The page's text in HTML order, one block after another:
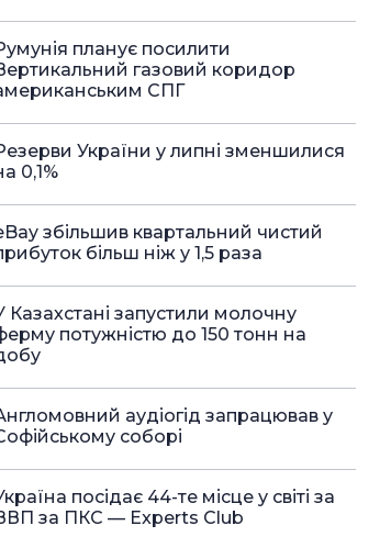
планує посилити
газовий коридор
СПГ
України у липні зменшилися
0,1%
збільшив квартальний чистий
більш ніж у 1,5 раза
Казахстані запустили молочну
потужністю до 150 тонн на
аудіогід запрацював у
соборі
посідає 44-те місце у світі за
за ПКС — Experts Club